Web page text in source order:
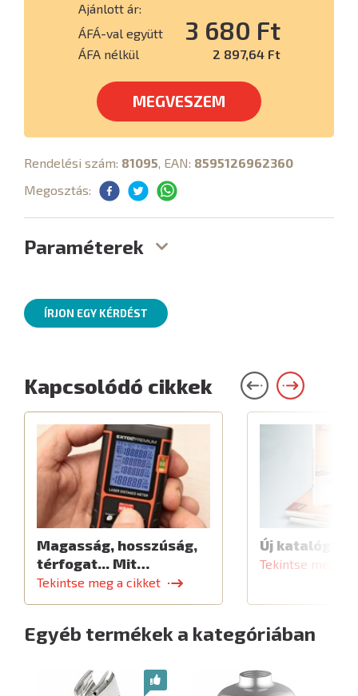
Ajánlott ár:
ÁFÁ-val együtt
3 680 Ft
ÁFA nélkül 2 897,64 Ft
MEGVESZEM
Rendelési szám: 81095, EAN: 8595126962360
Megosztás:
Paraméterek
ÍRJON EGY KÉRDÉST
Kapcsolódó cikkek
Magasság, hosszúság,
térfogat... Mit…
Tekintse meg a cikket
Új katalógus
Tekintse meg a
Egyéb termékek a kategóriában